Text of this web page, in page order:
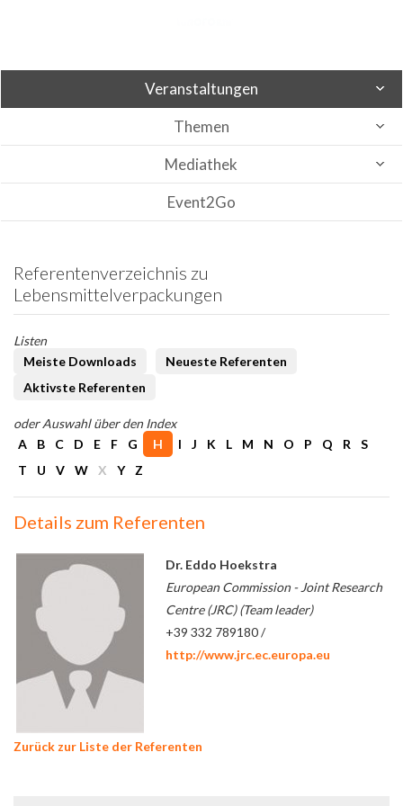
Veranstaltungen
Themen
Mediathek
Event2Go
Referentenverzeichnis zu
Lebensmittelverpackungen
Listen
Meiste Downloads
Neueste Referenten
Aktivste Referenten
oder Auswahl über den Index
A
B C D E F G H I J K L M N O P Q R
S
T
U V W X Y Z
Details zum Referenten
Dr. Eddo Hoekstra
European Commission - Joint Research
Centre (JRC) (Team leader)
+39 332 789180 /
http://www.jrc.ec.europa.eu
Zurück zur Liste der Referenten